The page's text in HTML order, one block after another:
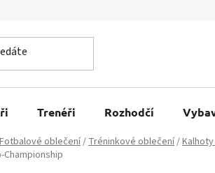
Trenéři Rozhodčí
Fotbalové oblečení/Tréninkové oblečení/
Championship